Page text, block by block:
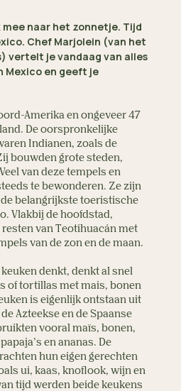
mee naar het zonnetje. Tijd
Chef Marjolein (van het
vertelt je vandaag van alles
Mexico en geeft je
Amerika en ongeveer 47
De oorspronkelijke
Indianen, zoals de
bouwden grote steden,
van deze tempels en
te bewonderen. Ze zijn
belangrijkste toeristische
Vlakbij de hoofdstad,
resten van Teotihuacán met
van de zon en de maan.
denkt, denkt al snel
of tortillas met mais, bonen
is eigenlijk ontstaan uit
Azteekse en de Spaanse
vooral maïs, bonen,
en ananas. De
hun eigen gerechten
ui, kaas, knoflook, wijn en
tijd werden beide keukens